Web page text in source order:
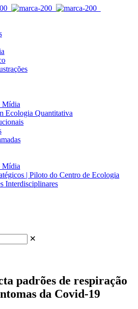
Mídia
Ecologia Quantitativa
Mídia
| Piloto do Centro de Ecologia
Interdisciplinares
✕
padrões de respiração
da Covid-19